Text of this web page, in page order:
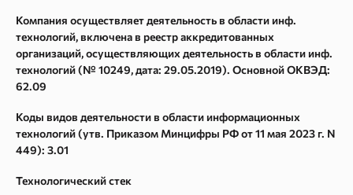
Массовая проверка Whois
Поиск спама в Webarchive
Параметры ссылок
Спам в ссылках
Восстановление из Webarchive
Компания осуществляет деятельность в области инф.
технологий, включена в реестр аккредитованных
организаций, осуществляющих деятельность в области инф.
технологий (№ 10249, дата: 29.05.2019). Основной ОКВЭД:
62.09
Коды видов деятельности в области информационных
технологий (утв. Приказом Минцифры РФ от 11 мая 2023 г. N
449): 3.01
Технологический стек